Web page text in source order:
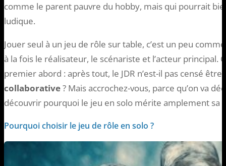
comme le parent pauvre du hobby, mais qui pourrait
ludique.
Jouer seul à un jeu de rôle sur table, c’est un peu
à la fois le réalisateur, le scénariste et l’acteur principal.
premier abord : après tout, le JDR n’est-il pas censé
collaborative? Mais accrochez-vous, parce qu’on va
découvrir pourquoi le jeu en solo mérite amplement sa
Pourquoi choisir le jeu de rôle en solo ?